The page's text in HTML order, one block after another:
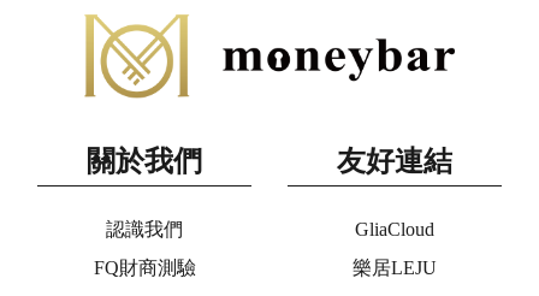
關於我們
認識我們
FQ財商測驗
友好連結
GliaCloud
樂居LEJU